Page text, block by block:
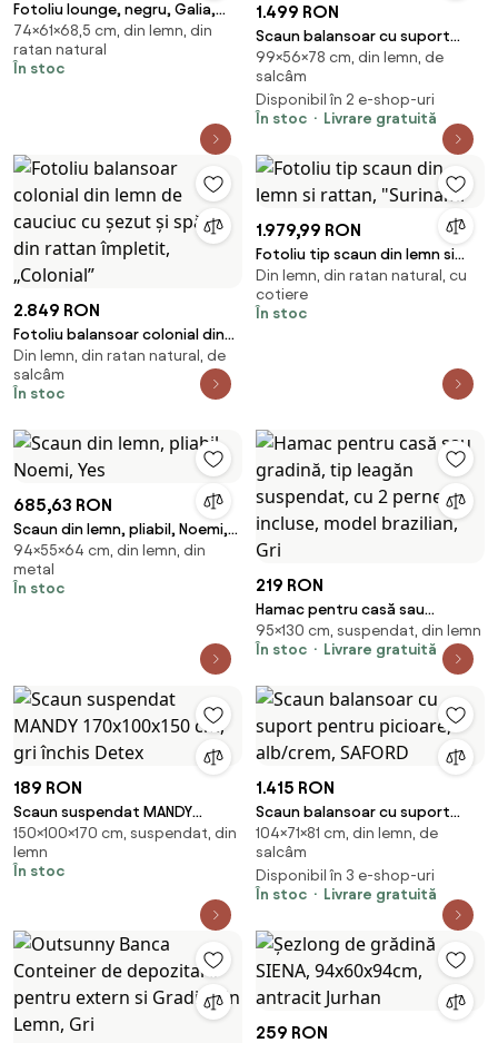
Fotoliu lounge, negru, Galia,
Bizzotto
74×61×68,5 cm, din lemn, din
ratan natural
În stoc
1.499 RON
Scaun balansoar cu suport
pentru picioare, nuc/bej,
TALMAN
99×56×78 cm, din lemn, de
salcâm
Disponibil în 2 e-shop-uri
În stoc
Livrare gratuită
2.849 RON
Fotoliu balansoar colonial din
lemn de cauciuc cu șezut și
spătar din rattan împletit,
„Colonial”
Din lemn, din ratan natural, de
salcâm
În stoc
1.979,99 RON
Fotoliu tip scaun din lemn si
rattan, "Surinami"
Din lemn, din ratan natural, cu
cotiere
În stoc
685,63 RON
Scaun din lemn, pliabil, Noemi,
Yes
94×55×64 cm, din lemn, din
metal
În stoc
219 RON
Hamac pentru casă sau
gradină, tip leagăn suspendat,
cu 2 perne incluse, model
95×130 cm, suspendat, din lemn
În stoc
Livrare gratuită
189 RON
Scaun suspendat MANDY
170x100x150 cm, gri închis
Detex
150×100×170 cm, suspendat, din
lemn
În stoc
1.415 RON
Scaun balansoar cu suport
pentru picioare, alb/crem,
SAFORD
104×71×81 cm, din lemn, de
salcâm
Disponibil în 3 e-shop-uri
În stoc
Livrare gratuită
259 RON